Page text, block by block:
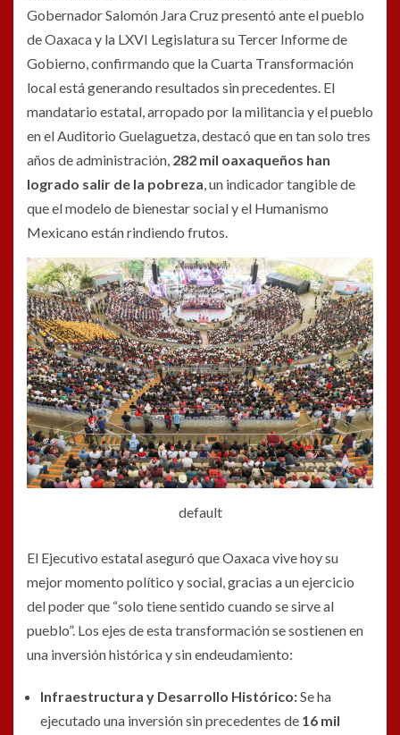
Gobernador Salomón Jara Cruz presentó ante el pueblo
de Oaxaca y la LXVI Legislatura su Tercer Informe de
Gobierno, confirmando que la Cuarta Transformación
local está generando resultados sin precedentes. El
mandatario estatal, arropado por la militancia y el pueblo
en el Auditorio Guelaguetza, destacó que en tan solo tres
años de administración, 282 mil oaxaqueños han
logrado salir de la pobreza , un indicador tangible de
que el modelo de bienestar social y el Humanismo
Mexicano están rindiendo frutos.
default
El Ejecutivo estatal aseguró que Oaxaca vive hoy su
mejor momento político y social, gracias a un ejercicio
del poder que “solo tiene sentido cuando se sirve al
pueblo”. Los ejes de esta transformación se sostienen en
una inversión histórica y sin endeudamiento:
Infraestructura y Desarrollo Histórico:Se ha
ejecutado una inversión sin precedentes de 16 mil